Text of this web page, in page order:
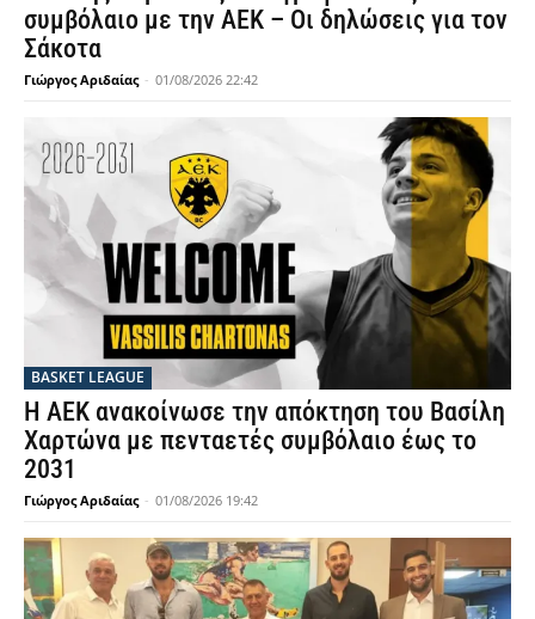
συμβόλαιο με την ΑΕΚ – Οι δηλώσεις για τον
Σάκοτα
Γιώργος Αριδαίας - 01/08/2026 22:42
BASKET LEAGUE
Η ΑΕΚ ανακοίνωσε την απόκτηση του Βασίλη
Χαρτώνα με πενταετές συμβόλαιο έως το
2031
Γιώργος Αριδαίας - 01/08/2026 19:42